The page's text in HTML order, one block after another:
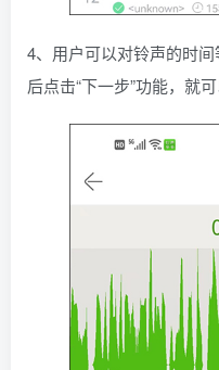
4、用户可以对铃声的时
后点击“下一步”功能，就